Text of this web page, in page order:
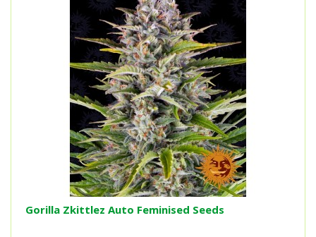
Gorilla Zkittlez Auto Feminised Seeds